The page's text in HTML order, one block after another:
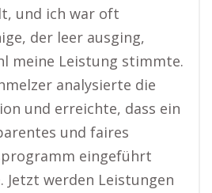
und ich war oft
der leer ausging,
meine Leistung stimmte.
analysierte die
und erreichte, dass ein
und faires
eingeführt
Jetzt werden Leistungen